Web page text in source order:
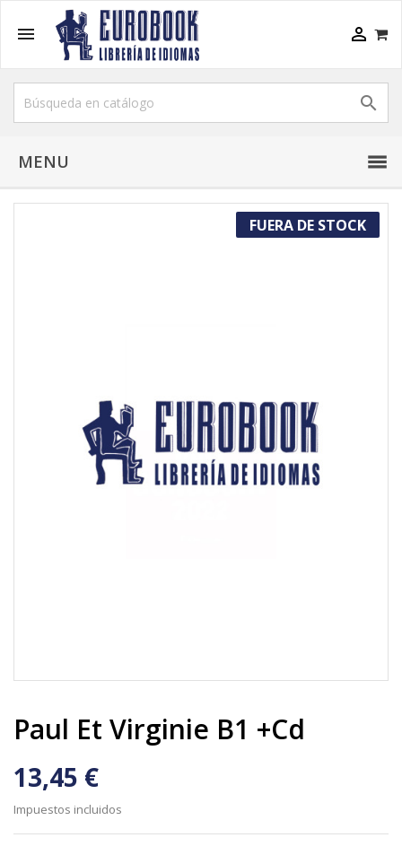
 

MENU
FUERA DE STOCK
Paul Et Virginie B1 +cd
13,45 €
Impuestos incluidos